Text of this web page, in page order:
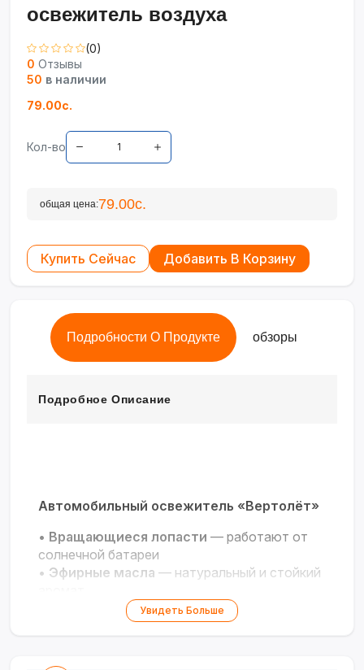
освежитель воздуха
(0)
0 Отзывы
50 в наличии
79.00с.
Кол-во
общая цена:79.00с.
Купить Сейчас Добавить В Корзину
Подробности О Продукте обзоры
Подробное Описание
Автомобильный освежитель «Вертолёт»
• Вращающиеся лопасти — работают от
солнечной батареи
• Эфирные масла — натуральный и стойкий
Универсальное крепление — надёжная
фиксация в салоне
Увидеть Больше